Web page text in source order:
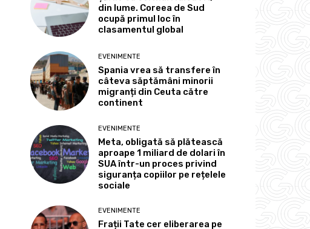
din lume. Coreea de Sud
ocupă primul loc în
clasamentul global
EVENIMENTE
Spania vrea să transfere în
câteva săptămâni minorii
migranți din Ceuta către
continent
EVENIMENTE
Meta, obligată să plătească
aproape 1 miliard de dolari în
SUA într-un proces privind
siguranța copiilor pe rețelele
sociale
EVENIMENTE
Frații Tate cer eliberarea pe